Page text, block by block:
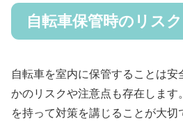
自転車保管時のリス
自転車を室内に保管することは
かのリスクや注意点も存在します
を持って対策を講じることが大切